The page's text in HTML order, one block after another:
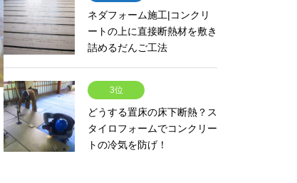
ネダフォーム施工|コンクリ
ートの上に直接断熱材を敷き
詰めるだんご工法
3位
どうする置床の床下断熱？ス
タイロフォームでコンクリー
トの冷気を防げ！